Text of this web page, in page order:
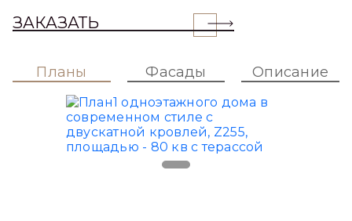
ЗАКАЗАТЬ
Планы Фасады Описание